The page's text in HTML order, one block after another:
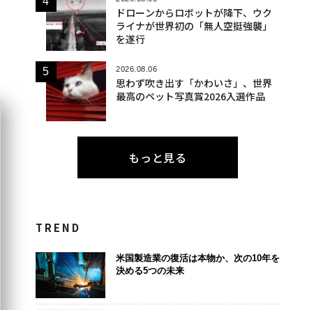
ドローンからロボットが降下、ウク
ライナが世界初の「無人空挺強襲」
を遂行
2026.08.06
思わず吹き出す「かわいさ」、世界
最高のペット写真賞2026入選作品
もっと見る
TREND
米国製造業の復活は本物か、次の10年を
決める5つの未来